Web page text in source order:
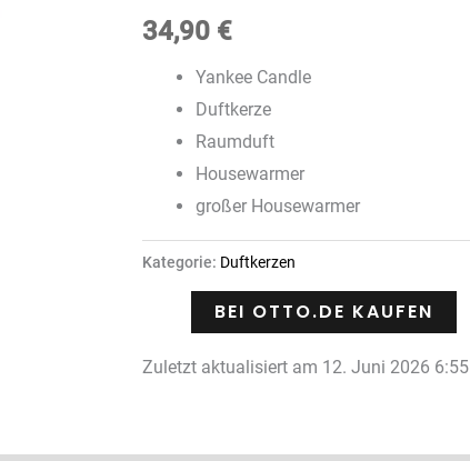
34,90 €
Yankee Candle
Duftkerze
Raumduft
Housewarmer
großer Housewarmer
Kategorie: Duftkerzen
BEI OTTO.DE KAUFEN
Zuletzt aktualisiert am 12. Juni 2026 6:55